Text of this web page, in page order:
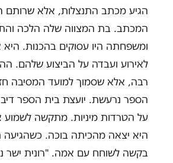
הגיע מכתב התנצלות, אלא שרותם
המכתב. בת המצווה שלה הלכה
ומשפחתה היו עסוקים בהכנות.
לאירוע ועבדה על הביצוע שלהם.
רבה, אלא שסמוך למועד המסיבה
הספר נרעשת. יועצת בית הספר
על הטרדות מיניות. מתקשה
היא יצאה מהכיתה בוכה. כשהגיעה
בקשה לשוחח עם אמה. "רונית ישר